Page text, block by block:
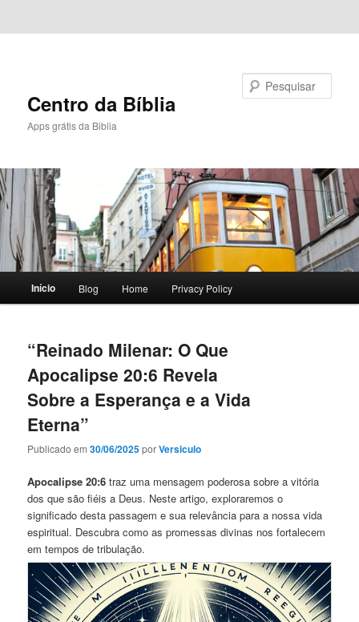
Centro da Bíblia
Apps grátis da Biblia
principal
Início Blog Home Privacy Policy
“Reinado Milenar: O Que
Apocalipse 20:6 Revela
Sobre a Esperança e a Vida
Eterna”
Publicado em30/06/2025porVersiculo
Apocalipse 20:6 traz uma mensagem poderosa sobre a vitória
dos que são fiéis a Deus. Neste artigo, exploraremos o
significado desta passagem e sua relevância para a nossa vida
espiritual. Descubra como as promessas divinas nos fortalecem
em tempos de tribulação.